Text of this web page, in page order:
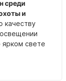
среди
и
качеству
свете